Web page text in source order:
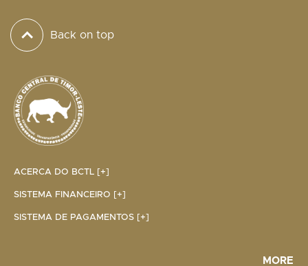
Back on top
ACERCA DO BCTL [+]
SISTEMA FINANCEIRO [+]
SISTEMA DE PAGAMENTOS [+]
MORE